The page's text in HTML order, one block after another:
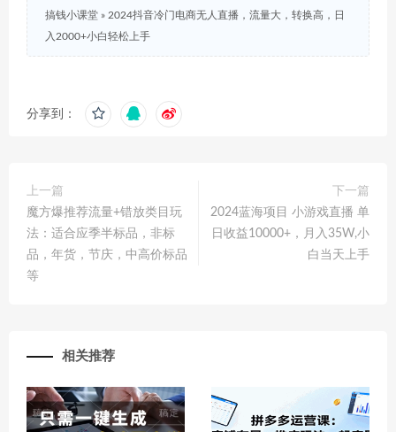
搞钱小课堂 » 2024抖音冷门电商无人直播，流量大，转换高，日
入2000+小白轻松上手
分享到：
上一篇
魔方爆推荐流量+错放类目玩
法：适合应季半标品，非标
品，年货，节庆，中高价标品
等
下一篇
2024蓝海项目 小游戏直播 单
日收益10000+，月入35W,小
白当天上手
相关推荐